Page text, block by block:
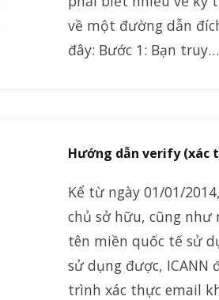
về một đường dẫn
đây: Bước 1: Bạn truy…
Hướng dẫn verify (xác
Kể từ ngày 01/01/
chủ sở hữu, cũng như
tên miền quốc tế sử
sử dụng được, ICANN
trình xác thực email